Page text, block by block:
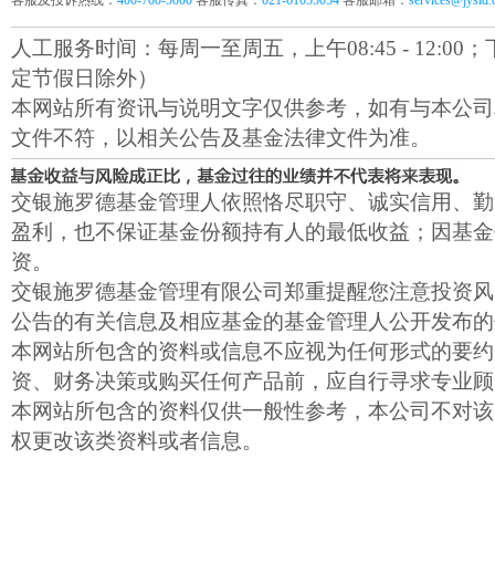
人工服务时间：每周一至周五，上午08:45 - 12:00；
定节假日除外）
本网站所有资讯与说明文字仅供参考，如有与本公
文件不符，以相关公告及基金法律文件为准。
交银施罗德基金管理人依照恪尽职守、诚实信用、
盈利，也不保证基金份额持有人的最低收益；因基
资。
交银施罗德基金管理有限公司郑重提醒您注意投资
公告的有关信息及相应基金的基金管理人公开发布
本网站所包含的资料或信息不应视为任何形式的要
资、财务决策或购买任何产品前，应自行寻求专业
本网站所包含的资料仅供一般性参考，本公司不对
权更改该类资料或者信息。